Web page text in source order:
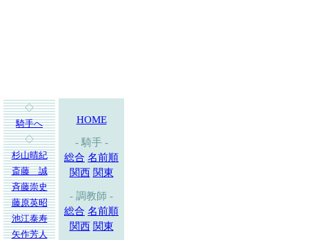
◇
騎手へ
◇
杉山晴紀
斎藤 誠
斉藤崇史
藤原英昭
池江泰寿
矢作芳人
HOME
- 騎手 -
総合 名前順
関西 関東
- 調教師 -
総合 名前順
関西 関東